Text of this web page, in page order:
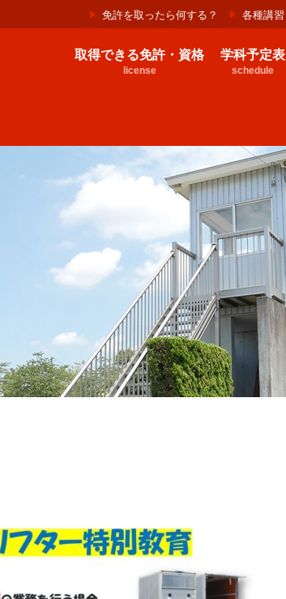
免許を取ったら何する？ 各種講習
取得できる免許・資格
license
学科予定表
schedule